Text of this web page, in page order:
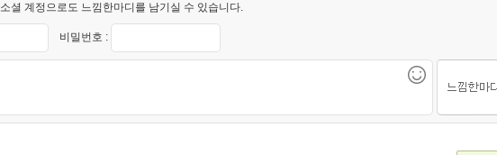
소셜 계정으로도 느낌한마디를 남기실 수 있습니다.
비밀번호 :